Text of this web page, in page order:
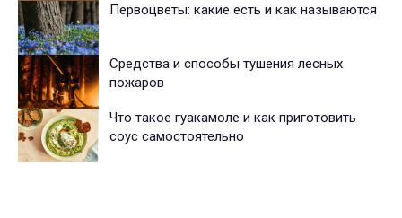
Первоцветы: какие есть и как называются
Средства и способы тушения лесных
пожаров
Что такое гуакамоле и как приготовить
соус самостоятельно